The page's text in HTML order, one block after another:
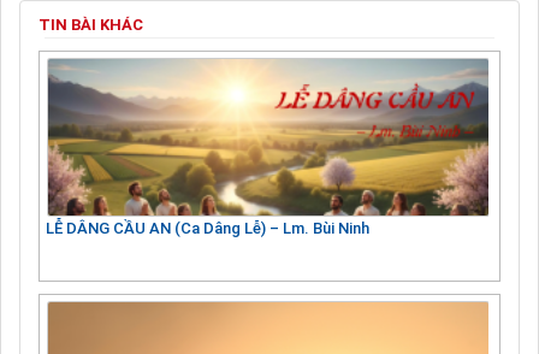
TIN BÀI KHÁC
LỄ DÂNG CẦU AN (Ca Dâng Lễ) – Lm. Bùi Ninh